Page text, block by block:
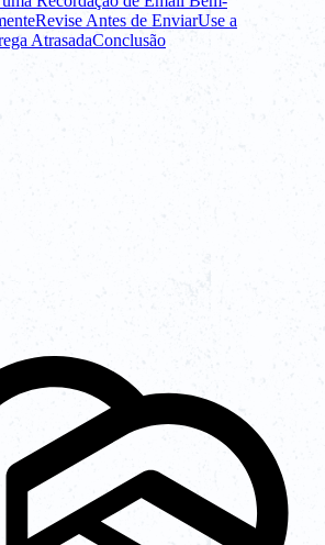
Revise Antes de EnviarUse a
AtrasadaConclusão